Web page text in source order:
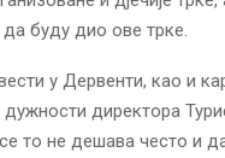
буду дио ове трке.
у Дервенти, као и
директора
то не дешава често и да